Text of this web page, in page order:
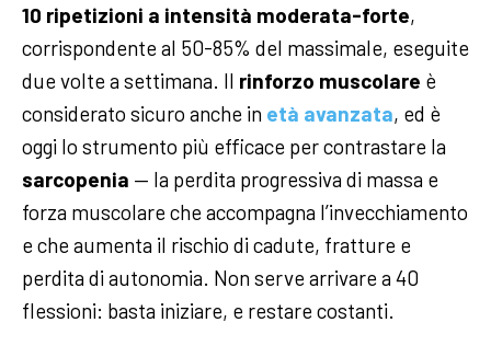
10 ripetizioni a intensità moderata-forte,
corrispondente al 50-85% del massimale, eseguite
due volte a settimana. Il rinforzo muscolare è
considerato sicuro anche in età avanzata, ed è
oggi lo strumento più efficace per contrastare la
sarcopenia — la perdita progressiva di massa e
forza muscolare che accompagna l’invecchiamento
e che aumenta il rischio di cadute, fratture e
perdita di autonomia. Non serve arrivare a 40
flessioni: basta iniziare, e restare costanti.